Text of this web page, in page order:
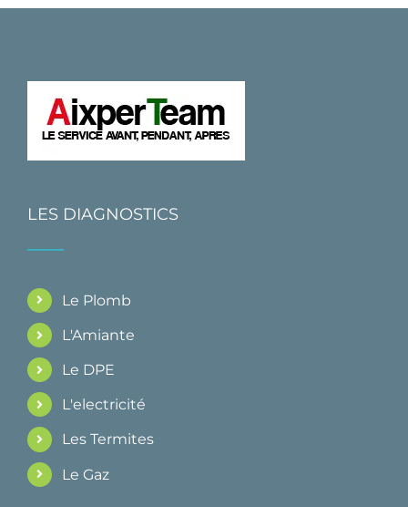
LES DIAGNOSTICS
Le Plomb
L'Amiante
Le DPE
L'electricité
Les Termites
Le Gaz